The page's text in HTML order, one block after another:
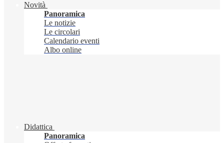
Novità
Panoramica
Le notizie
Le circolari
Calendario eventi
Albo online
Didattica
Panoramica